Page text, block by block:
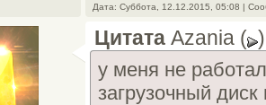
Дата: Суббота, 12.12.2015, 05:08 |
Цитата Azania ( )
у меня не
загрузочный